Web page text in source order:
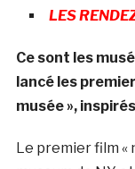
LES
Ce sont les
lancé les
musée »,
Le premier film «